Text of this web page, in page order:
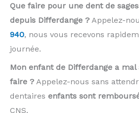
Que faire pour une dent de
depuis Differdange ? Appelez-
940, nous vous recevons
journée.
Mon enfant de Differdange a
faire ? Appelez-nous sans
dentaires enfants sont
CNS.